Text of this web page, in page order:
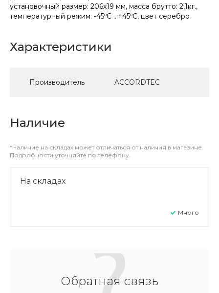
установочный размер: 206х19 мм, масса брутто: 2,1кг.,
температурный режим: -45ºС …+45ºС, цвет серебро
Характеристики
Производитель ACCORDTEC
Наличие
*Наличие на складах может отличаться от наличия в магазине.
Подробности уточняйте по телефону.
На складах
Много
Обратная связь